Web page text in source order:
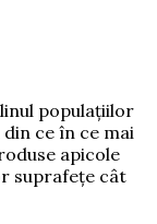
populaţiilor
ce în ce mai
apicole
suprafeţe cât